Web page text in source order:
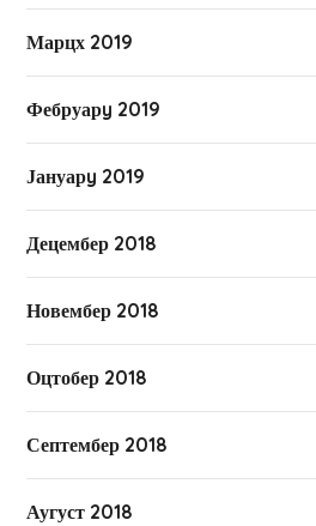
Марцх 2019
Фебруарy 2019
Јануарy 2019
Децембер 2018
Новембер 2018
Оцтобер 2018
Септембер 2018
Аугуст 2018